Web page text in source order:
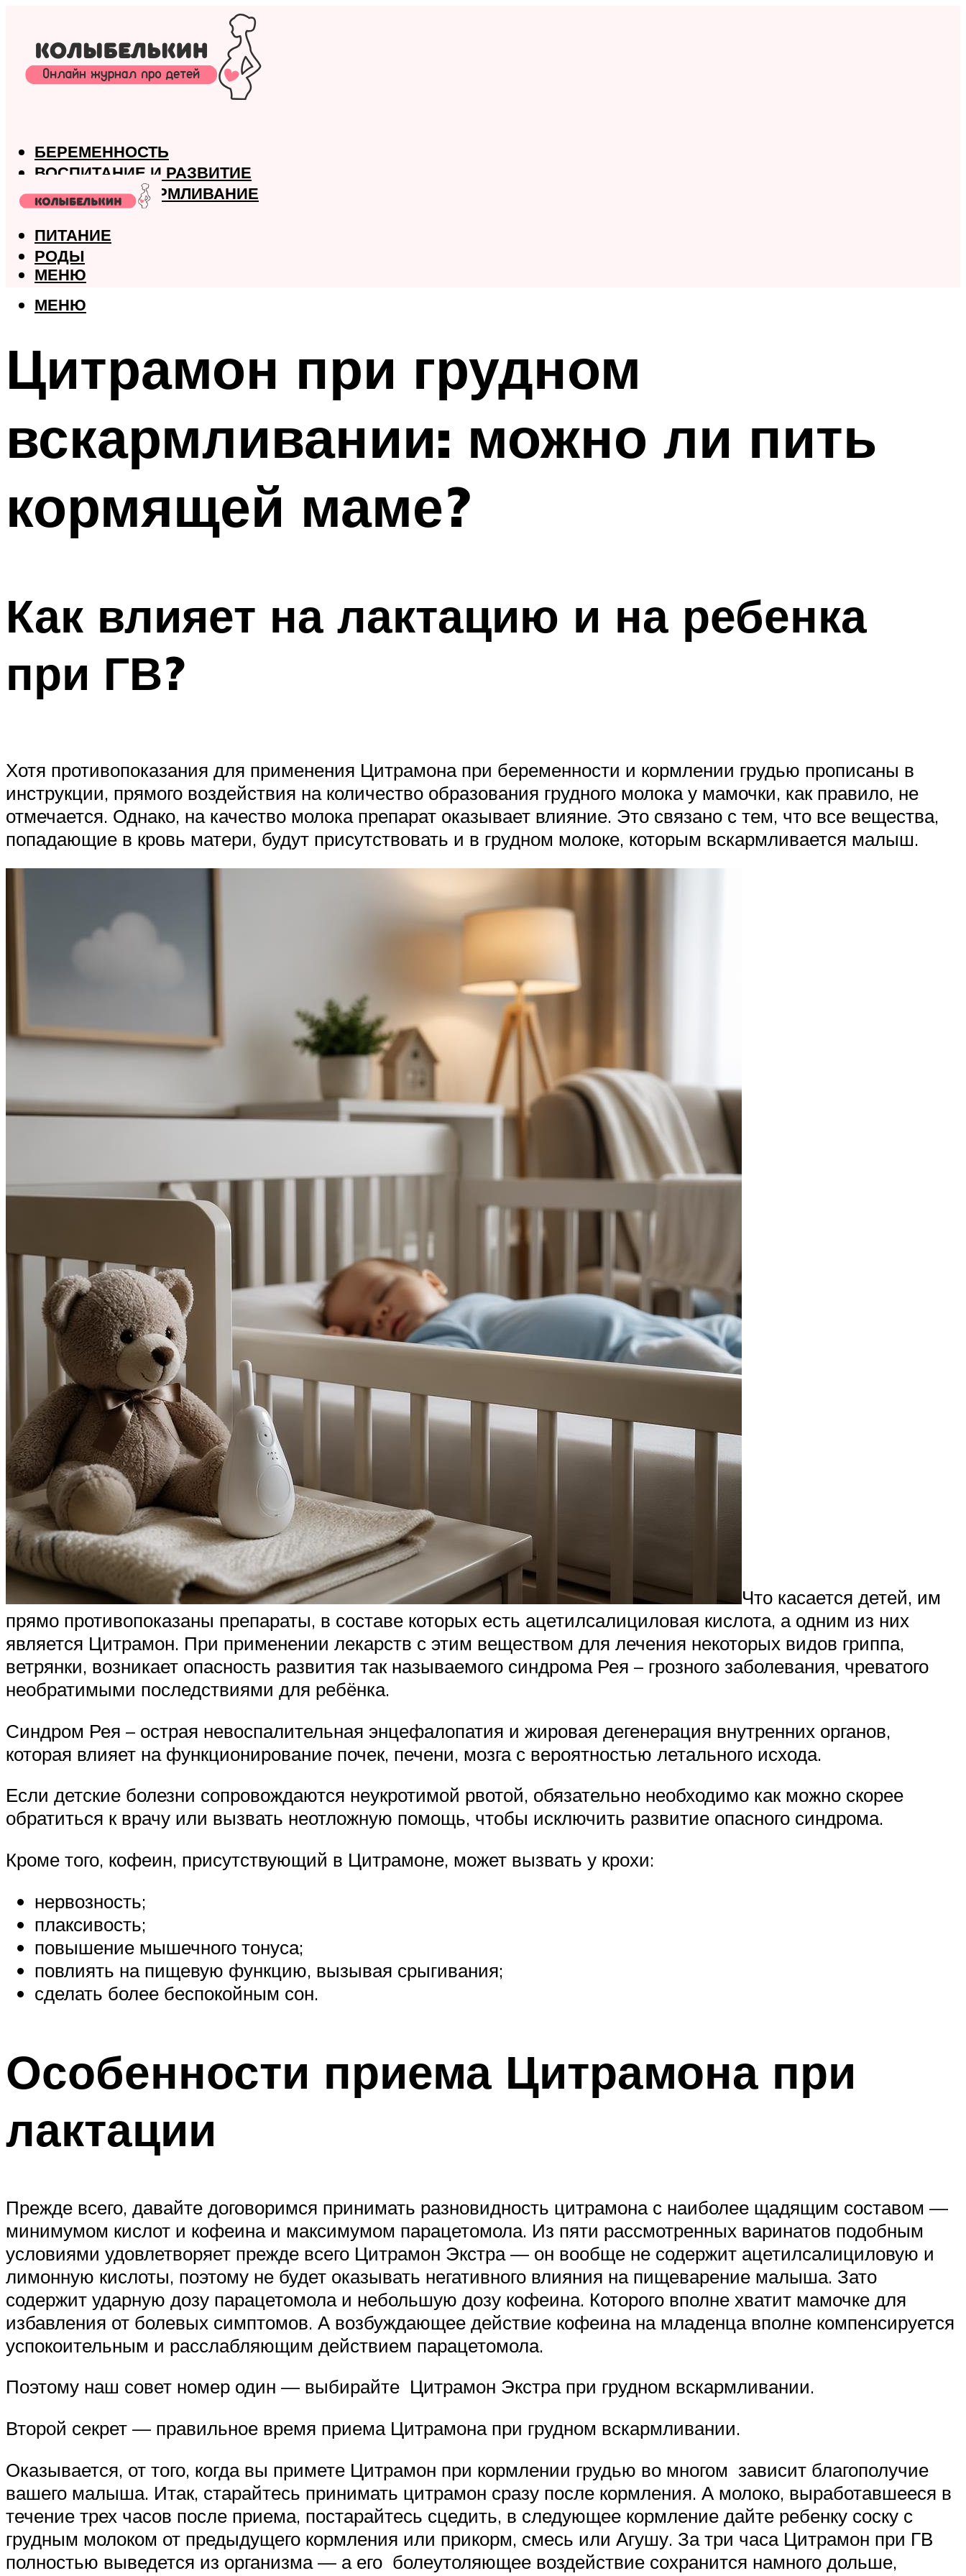
БЕРЕМЕННОСТЬ
ВОСПИТАНИЕ И РАЗВИТИЕ
ГРУДНОЕ ВСКАРМЛИВАНИЕ
ЗДОРОВЬЕ
ПИТАНИЕ
РОДЫ
МЕНЮ
МЕНЮ
Цитрамон при грудном
вскармливании: можно ли пить
кормящей маме?
Как влияет на лактацию и на ребенка
при ГВ?
Хотя противопоказания для применения Цитрамона при беременности и кормлении грудью прописаны в
инструкции, прямого воздействия на количество образования грудного молока у мамочки, как правило, не
отмечается. Однако, на качество молока препарат оказывает влияние. Это связано с тем, что все вещества,
попадающие в кровь матери, будут присутствовать и в грудном молоке, которым вскармливается малыш.
Что касается детей, им
прямо противопоказаны препараты, в составе которых есть ацетилсалициловая кислота, а одним из них
является Цитрамон. При применении лекарств с этим веществом для лечения некоторых видов гриппа,
ветрянки, возникает опасность развития так называемого синдрома Рея – грозного заболевания, чреватого
необратимыми последствиями для ребёнка.
Синдром Рея – острая невоспалительная энцефалопатия и жировая дегенерация внутренних органов,
которая влияет на функционирование почек, печени, мозга с вероятностью летального исхода.
Если детские болезни сопровождаются неукротимой рвотой, обязательно необходимо как можно скорее
обратиться к врачу или вызвать неотложную помощь, чтобы исключить развитие опасного синдрома.
Кроме того, кофеин, присутствующий в Цитрамоне, может вызвать у крохи:
нервозность;
плаксивость;
повышение мышечного тонуса;
повлиять на пищевую функцию, вызывая срыгивания;
сделать более беспокойным сон.
Особенности приема Цитрамона при
лактации
Прежде всего, давайте договоримся принимать разновидность цитрамона с наиболее щадящим составом —
минимумом кислот и кофеина и максимумом парацетомола. Из пяти рассмотренных варинатов подобным
условиями удовлетворяет прежде всего Цитрамон Экстра — он вообще не содержит ацетилсалициловую и
лимонную кислоты, поэтому не будет оказывать негативного влияния на пищеварение малыша. Зато
содержит ударную дозу парацетомола и небольшую дозу кофеина. Которого вполне хватит мамочке для
избавления от болевых симптомов. А возбуждающее действие кофеина на младенца вполне компенсируется
успокоительным и расслабляющим действием парацетомола.
Поэтому наш совет номер один — выбирайте Цитрамон Экстра при грудном вскармливании.
Второй секрет — правильное время приема Цитрамона при грудном вскармливании.
Оказывается, от того, когда вы примете Цитрамон при кормлении грудью во многом зависит благополучие
вашего малыша. Итак, старайтесь принимать цитрамон сразу после кормления. А молоко, выработавшееся в
течение трех часов после приема, постарайтесь сцедить, в следующее кормление дайте ребенку соску с
грудным молоком от предыдущего кормления или прикорм, смесь или Агушу. За три часа Цитрамон при ГВ
полностью выведется из организма — а его болеутоляющее воздействие сохранится намного дольше,